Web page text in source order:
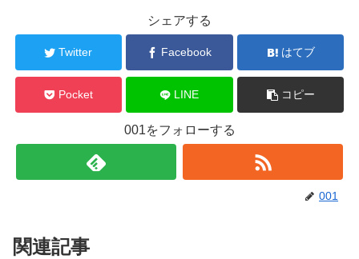
シェアする
Twitter Facebook はてブ
Pocket LINE コピー
001をフォローする
001
関連記事